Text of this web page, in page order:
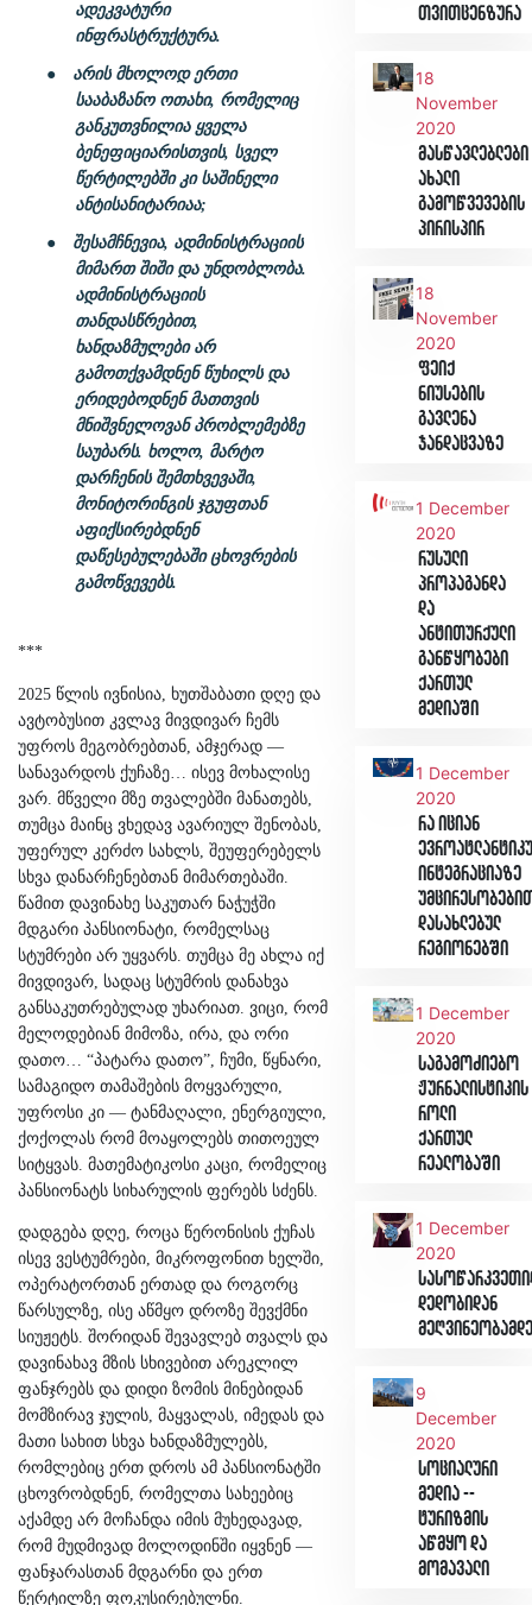
ადეკვატური
ინფრასტრუქტურა.
●
არის მხოლოდ ერთი
სააბაზანო ოთახი, რომელიც
განკუთვნილია ყველა
ბენეფიციარისთვის, სველ
წერტილებში კი საშინელი
ანტისანიტარიაა;
●
შესამჩნევია, ადმინისტრაციის
მიმართ შიში და უნდობლობა.
ადმინისტრაციის
თანდასწრებით,
ხანდაზმულები არ
გამოთქვამდნენ წუხილს და
ერიდებოდნენ მათთვის
მნიშვნელოვან პრობლემებზე
საუბარს. ხოლო, მარტო
დარჩენის შემთხვევაში,
მონიტორინგის ჯგუფთან
აფიქსირებდნენ
დაწესებულებაში ცხოვრების
გამოწვევებს.
***
2025 წლის ივნისია, ხუთშაბათი დღე და
ავტობუსით კვლავ მივდივარ ჩემს
უფროს მეგობრებთან, ამჯერად —
სანავარდოს ქუჩაზე… ისევ მოხალისე
ვარ. მწველი მზე თვალებში მანათებს,
თუმცა მაინც ვხედავ ავარიულ შენობას,
უფერულ კერძო სახლს, შეუფერებელს
სხვა დანარჩენებთან მიმართებაში.
წამით დავინახე საკუთარ ნაჭუჭში
მდგარი პანსიონატი, რომელსაც
სტუმრები არ უყვარს. თუმცა მე ახლა იქ
მივდივარ, სადაც სტუმრის დანახვა
განსაკუთრებულად უხარიათ. ვიცი, რომ
მელოდებიან მიმოზა, ირა, და ორი
დათო… “პატარა დათო”, ჩუმი, წყნარი,
სამაგიდო თამაშების მოყვარული,
უფროსი კი — ტანმაღალი, ენერგიული,
ქოქოლას რომ მოაყოლებს თითოეულ
სიტყვას. მათემატიკოსი კაცი, რომელიც
პანსიონატს სიხარულის ფერებს სძენს.
დადგება დღე, როცა წერონისის ქუჩას
ისევ ვესტუმრები, მიკროფონით ხელში,
ოპერატორთან ერთად და როგორც
წარსულზე, ისე აწმყო დროზე შევქმნი
სიუჟეტს. შორიდან შევავლებ თვალს და
დავინახავ მზის სხივებით არეკლილ
ფანჯრებს და დიდი ზომის მინებიდან
მომზირავ ჯულის, მაყვალას, იმედას და
მათი სახით სხვა ხანდაზმულებს,
რომლებიც ერთ დროს ამ პანსიონატში
ცხოვრობდნენ, რომელთა სახეებიც
აქამდე არ მოჩანდა იმის მუხედავად,
რომ მუდმივად მოლოდინში იყვნენ —
ფანჯარასთან მდგარნი და ერთ
წერტილზე ფოკუსირებულნი.
თვითცენზურა
18
November
2020
მასწავლებლები
ახალი
გამოწვევების
პირისპირ
18
November
2020
ფეიქ
ნიუსების
გავლენა
ჯანდაცვაზე
1 December
2020
რუსული
პროპაგანდა
და
ანტითურქული
განწყობები
ქართულ
მედიაში
1 December
2020
რა იციან
ინტეგრაციაზე
დასახლებულ
რეგიონებში
1 December
2020
საგამოძიებო
ჟურნალისტიკის
როლი
ქართულ
რეალობაში
1 December
2020
დედობიდან
9
December
2020
სოციალური
მედია --
ტურიზმის
აწმყო და
მომავალი